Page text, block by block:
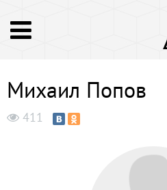
Михаил Попов
411